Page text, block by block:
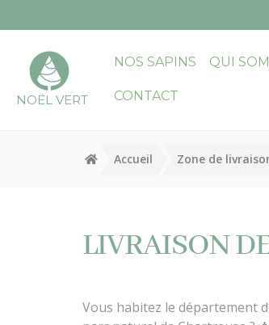
NOËL VERT
NOS SAPINS QUI
CONTACT
Accueil Zone de
LIVRAISON
Vous habitez le département